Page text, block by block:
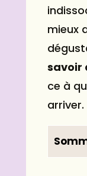
mieux
savoir
ce à
arriver.